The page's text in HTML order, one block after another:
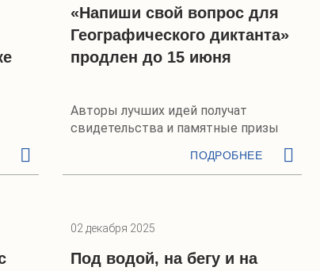
«Напиши свой вопрос для
Географического диктанта»
продлен до 15 июня
Авторы лучших идей получат
свидетельства и памятные призы
ПОДРОБНЕЕ
02 декабря 2025
Под водой, на бегу и на